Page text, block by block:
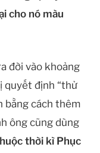
cho nó màu
đời vào khoảng
quyết định “thử
bằng cách thêm
ông cũng dùng
thời kì Phục